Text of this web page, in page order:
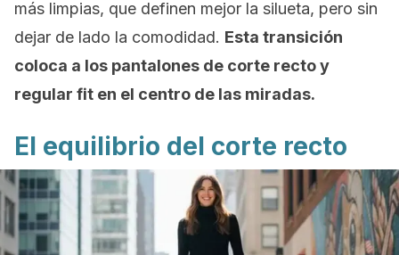
más limpias, que definen mejor la silueta, pero sin
dejar de lado la comodidad. Esta transición
coloca a los pantalones de corte recto y
regular fit en el centro de las miradas.
El equilibrio del corte recto